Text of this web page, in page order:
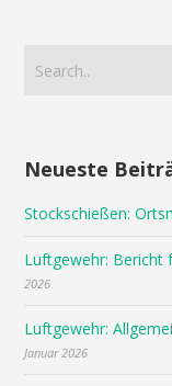
Neueste
Stockschießen:
Luftgewehr: Bericht
2026
Luftgewehr:
Januar 2026